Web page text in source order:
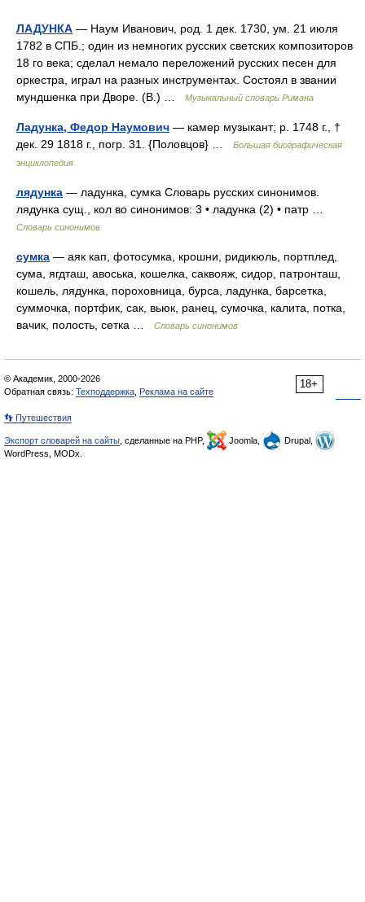
ЛАДУНКА — Наум Иванович, род. 1 дек. 1730, ум. 21 июля
1782 в СПБ.; один из немногих русских светских композиторов
18 го века; сделал немало переложений русских песен для
оркестра, играл на разных инструментах. Состоял в звании
мундшенка при Дворе. (В.) …
Музыкальный словарь Римана
Ладунка, Федор Наумович — камер музыкант; р. 1748 г., †
дек. 29 1818 г., погр. 31. {Половцов} …
Большая биографическая
энциклопедия
лядунка — ладунка, сумка Словарь русских синонимов.
лядунка сущ., кол во синонимов: 3 • ладунка (2) • патр …
Словарь синонимов
сумка — аяк кап, фотосумка, крошни, ридикюль, портплед,
сума, ягдташ, авоська, кошелка, саквояж, сидор, патронташ,
кошель, лядунка, пороховница, бурса, ладунка, барсетка,
суммочка, портфик, сак, вьюк, ранец, сумочка, калита, потка,
вачик, полость, сетка …
Словарь синонимов
18+
© Академик, 2000-2026
Обратная связь: Техподдержка Реклама на сайте
👣 Путешествия
Экспорт словарей на сайты , сделанные на PHP, Joomla,
Drupal,
WordPress, MODx.